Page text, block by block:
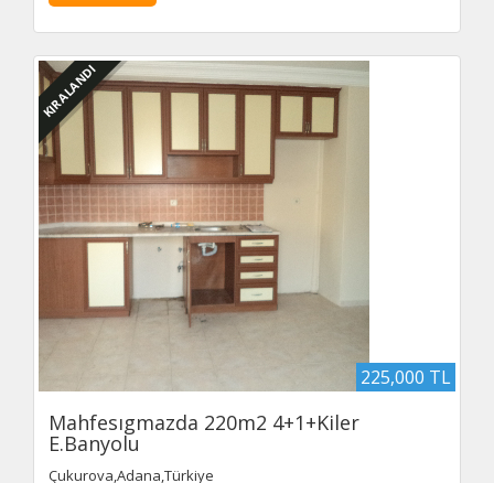
KIRALANDI
225,000 TL
Mahfesıgmazda 220m2 4+1+Kiler
E.Banyolu
Çukurova,Adana,Türkiye